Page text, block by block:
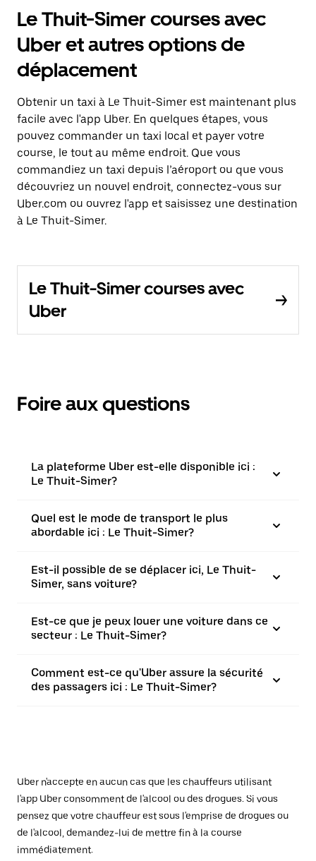
Le Thuit-Simer courses avec
Uber et autres options de
déplacement
Obtenir un taxi à Le Thuit-Simer est maintenant plus
facile avec l'app Uber. En quelques étapes, vous
pouvez commander un taxi local et payer votre
course, le tout au même endroit. Que vous
commandiez un taxi depuis l’aéroport ou que vous
découvriez un nouvel endroit, connectez-vous sur
Uber.com ou ouvrez l'app et saisissez une destination
à Le Thuit-Simer.
Le Thuit-Simer courses avec
Uber
Foire aux questions
La plateforme Uber est-elle disponible ici :
Le Thuit-Simer?
Quel est le mode de transport le plus
abordable ici : Le Thuit-Simer?
Est-il possible de se déplacer ici, Le Thuit-
Simer, sans voiture?
Est-ce que je peux louer une voiture dans ce
secteur : Le Thuit-Simer?
Comment est-ce qu'Uber assure la sécurité
des passagers ici : Le Thuit-Simer?
Uber n'accepte en aucun cas que les chauffeurs utilisant
l'app Uber consomment de l'alcool ou des drogues. Si vous
pensez que votre chauffeur est sous l'emprise de drogues ou
de l'alcool, demandez-lui de mettre fin à la course
immédiatement.